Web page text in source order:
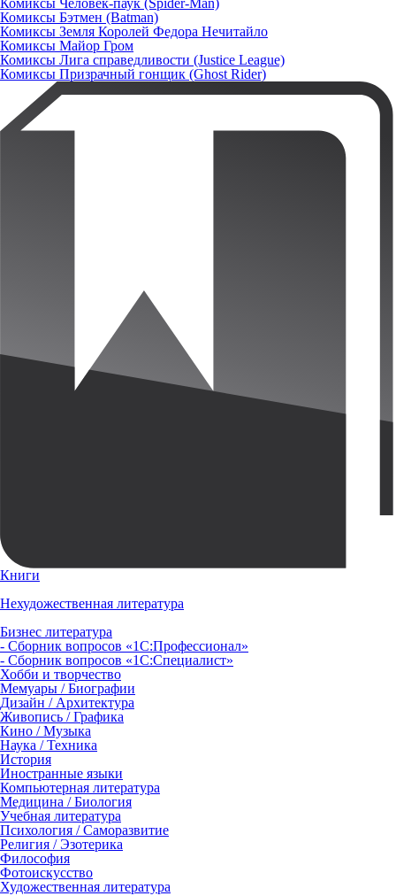
Комиксы Человек-паук (Spider-Man)
Комиксы Бэтмен (Batman)
Комиксы Земля Королей Федора Нечитайло
Комиксы Майор Гром
Комиксы Лига справедливости (Justice League)
Комиксы Призрачный гонщик (Ghost Rider)
Книги
Нехудожественная литература
Бизнес литература
- Сборник вопросов «1С:Профессионал»
- Сборник вопросов «1С:Специалист»
Хобби и творчество
Мемуары / Биографии
Дизайн / Архитектура
Живопись / Графика
Кино / Музыка
Наука / Техника
История
Иностранные языки
Компьютерная литература
Медицина / Биология
Учебная литература
Психология / Саморазвитие
Религия / Эзотерика
Философия
Фотоискусство
Художественная литература